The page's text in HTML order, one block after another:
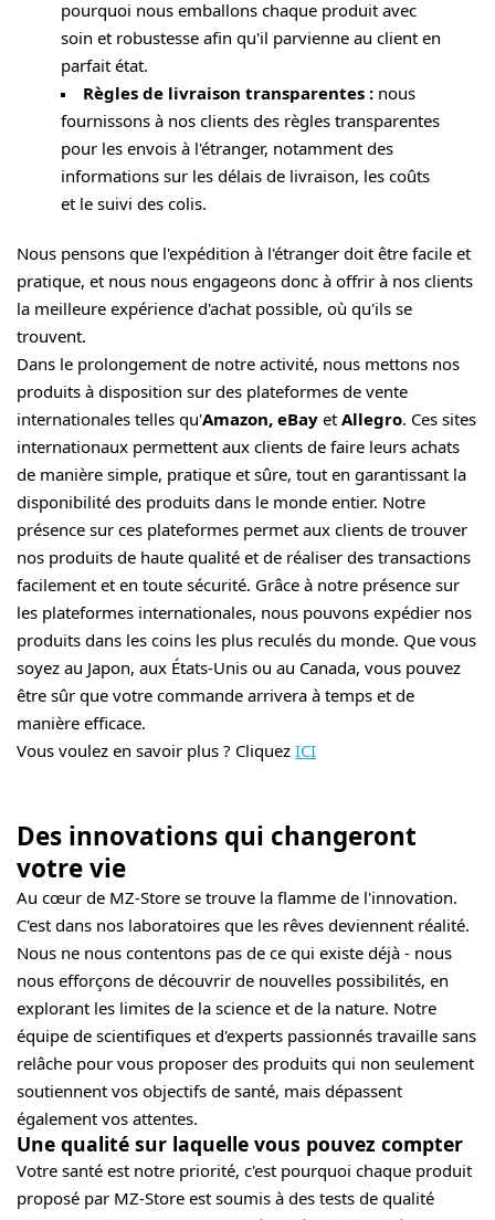
pourquoi nous emballons chaque produit avec
soin et robustesse afin qu'il parvienne au client en
parfait état.
Règles de livraison transparentes : nous
fournissons à nos clients des règles transparentes
pour les envois à l'étranger, notamment des
informations sur les délais de livraison, les coûts
et le suivi des colis.
Nous pensons que l'expédition à l'étranger doit être facile et
pratique, et nous nous engageons donc à offrir à nos clients
la meilleure expérience d'achat possible, où qu'ils se
trouvent.
Dans le prolongement de notre activité, nous mettons nos
produits à disposition sur des plateformes de vente
internationales telles qu'Amazon, eBay et Allegro. Ces sites
internationaux permettent aux clients de faire leurs achats
de manière simple, pratique et sûre, tout en garantissant la
disponibilité des produits dans le monde entier. Notre
présence sur ces plateformes permet aux clients de trouver
nos produits de haute qualité et de réaliser des transactions
facilement et en toute sécurité. Grâce à notre présence sur
les plateformes internationales, nous pouvons expédier nos
produits dans les coins les plus reculés du monde. Que vous
soyez au Japon, aux États-Unis ou au Canada, vous pouvez
être sûr que votre commande arrivera à temps et de
manière efficace.
Vous voulez en savoir plus ? Cliquez ICI
Des innovations qui changeront
votre vie
Au cœur de MZ-Store se trouve la flamme de l'innovation.
C'est dans nos laboratoires que les rêves deviennent réalité.
Nous ne nous contentons pas de ce qui existe déjà - nous
nous efforçons de découvrir de nouvelles possibilités, en
explorant les limites de la science et de la nature. Notre
équipe de scientifiques et d'experts passionnés travaille sans
relâche pour vous proposer des produits qui non seulement
soutiennent vos objectifs de santé, mais dépassent
également vos attentes.
Une qualité sur laquelle vous pouvez compter
Votre santé est notre priorité, c'est pourquoi chaque produit
proposé par MZ-Store est soumis à des tests de qualité